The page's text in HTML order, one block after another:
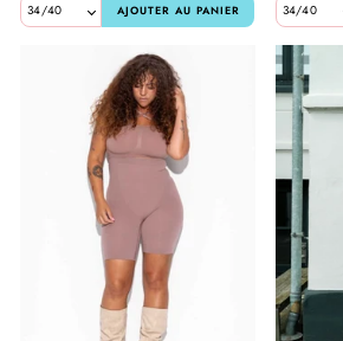
AJOUTER AU PANIER